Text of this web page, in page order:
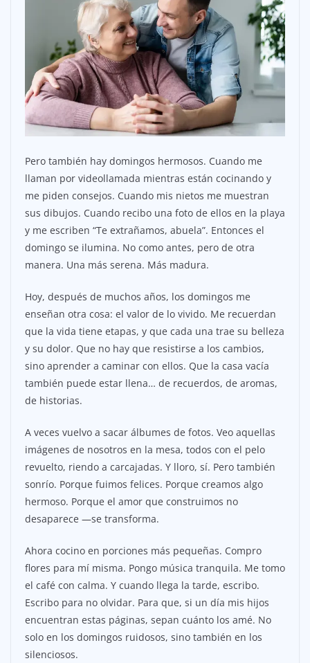
Pero también hay domingos hermosos. Cuando me
llaman por videollamada mientras están cocinando y
me piden consejos. Cuando mis nietos me muestran
sus dibujos. Cuando recibo una foto de ellos en la playa
y me escriben “Te extrañamos, abuela”. Entonces el
domingo se ilumina. No como antes, pero de otra
manera. Una más serena. Más madura.
Hoy, después de muchos años, los domingos me
enseñan otra cosa: el valor de lo vivido. Me recuerdan
que la vida tiene etapas, y que cada una trae su belleza
y su dolor. Que no hay que resistirse a los cambios,
sino aprender a caminar con ellos. Que la casa vacía
también puede estar llena… de recuerdos, de aromas,
de historias.
A veces vuelvo a sacar álbumes de fotos. Veo aquellas
imágenes de nosotros en la mesa, todos con el pelo
revuelto, riendo a carcajadas. Y lloro, sí. Pero también
sonrío. Porque fuimos felices. Porque creamos algo
hermoso. Porque el amor que construimos no
desaparece —se transforma.
Ahora cocino en porciones más pequeñas. Compro
flores para mí misma. Pongo música tranquila. Me tomo
el café con calma. Y cuando llega la tarde, escribo.
Escribo para no olvidar. Para que, si un día mis hijos
encuentran estas páginas, sepan cuánto los amé. No
solo en los domingos ruidosos, sino también en los
silenciosos.